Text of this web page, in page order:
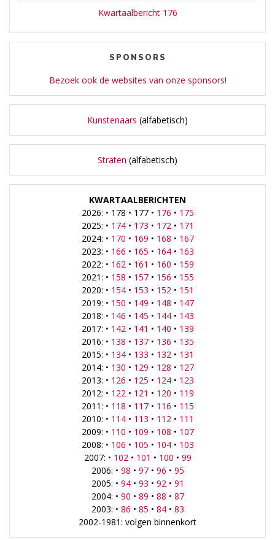
Kwartaalbericht 176
SPONSORS
Bezoek ook de websites van onze sponsors!
Kunstenaars (alfabetisch)
Straten (alfabetisch)
KWARTAALBERICHTEN
2026: • 178 • 177 • 176 • 175
2025: • 174• 173 • 172• 171
2024: • 170 • 169 • 168 • 167
2023: • 166 • 165 • 164• 163
2022: • 162• 161 • 160 • 159
2021: • 158 • 157• 156 • 155
2020: • 154• 153 • 152• 151
2019: • 150 • 149 • 148 • 147
2018: • 146 • 145 • 144• 143
2017: • 142• 141 • 140 • 139
2016: • 138 • 137• 136 • 135
2015: • 134• 133 • 132• 131
2014: • 130 • 129 • 128 • 127
2013: • 126 • 125 • 124• 123
2012: • 122• 121 • 120 • 119
2011: • 118 • 117• 116 • 115
2010: • 114• 113 • 112• 111
2009: • 110 • 109 • 108 • 107
2008: • 106 • 105 • 104• 103
2007: • 102• 101 • 100 • 99
2006: • 98 • 97• 96 • 95
2005: • 94• 93 • 92• 91
2004: • 90 • 89 • 88 • 87
2003: • 86 • 85 • 84• 83
2002-1981: volgen binnenkort